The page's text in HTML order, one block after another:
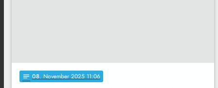
notes 08. November 2025 11:06